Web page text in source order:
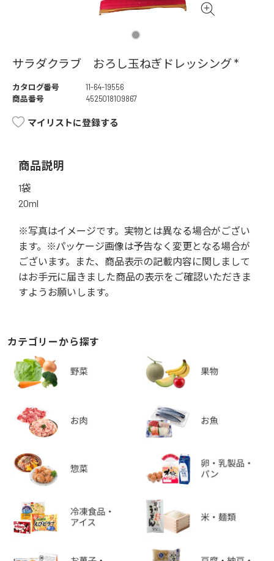
サラダクラブ おろし玉ねぎドレッシング *
カタログ番号
11-64-19556
商品番号
4525018109867
マイリストに登録する
商品説明
1袋
20ml
※写真はイメージです。実物とは異なる場合がござい
ます。※パッケージ画像は予告なく変更となる場合が
ございます。また、商品表示の記載内容に関しまして
はお手元に届きました商品の表示をご確認いただきま
すようお願いします。
カテゴリーから探す